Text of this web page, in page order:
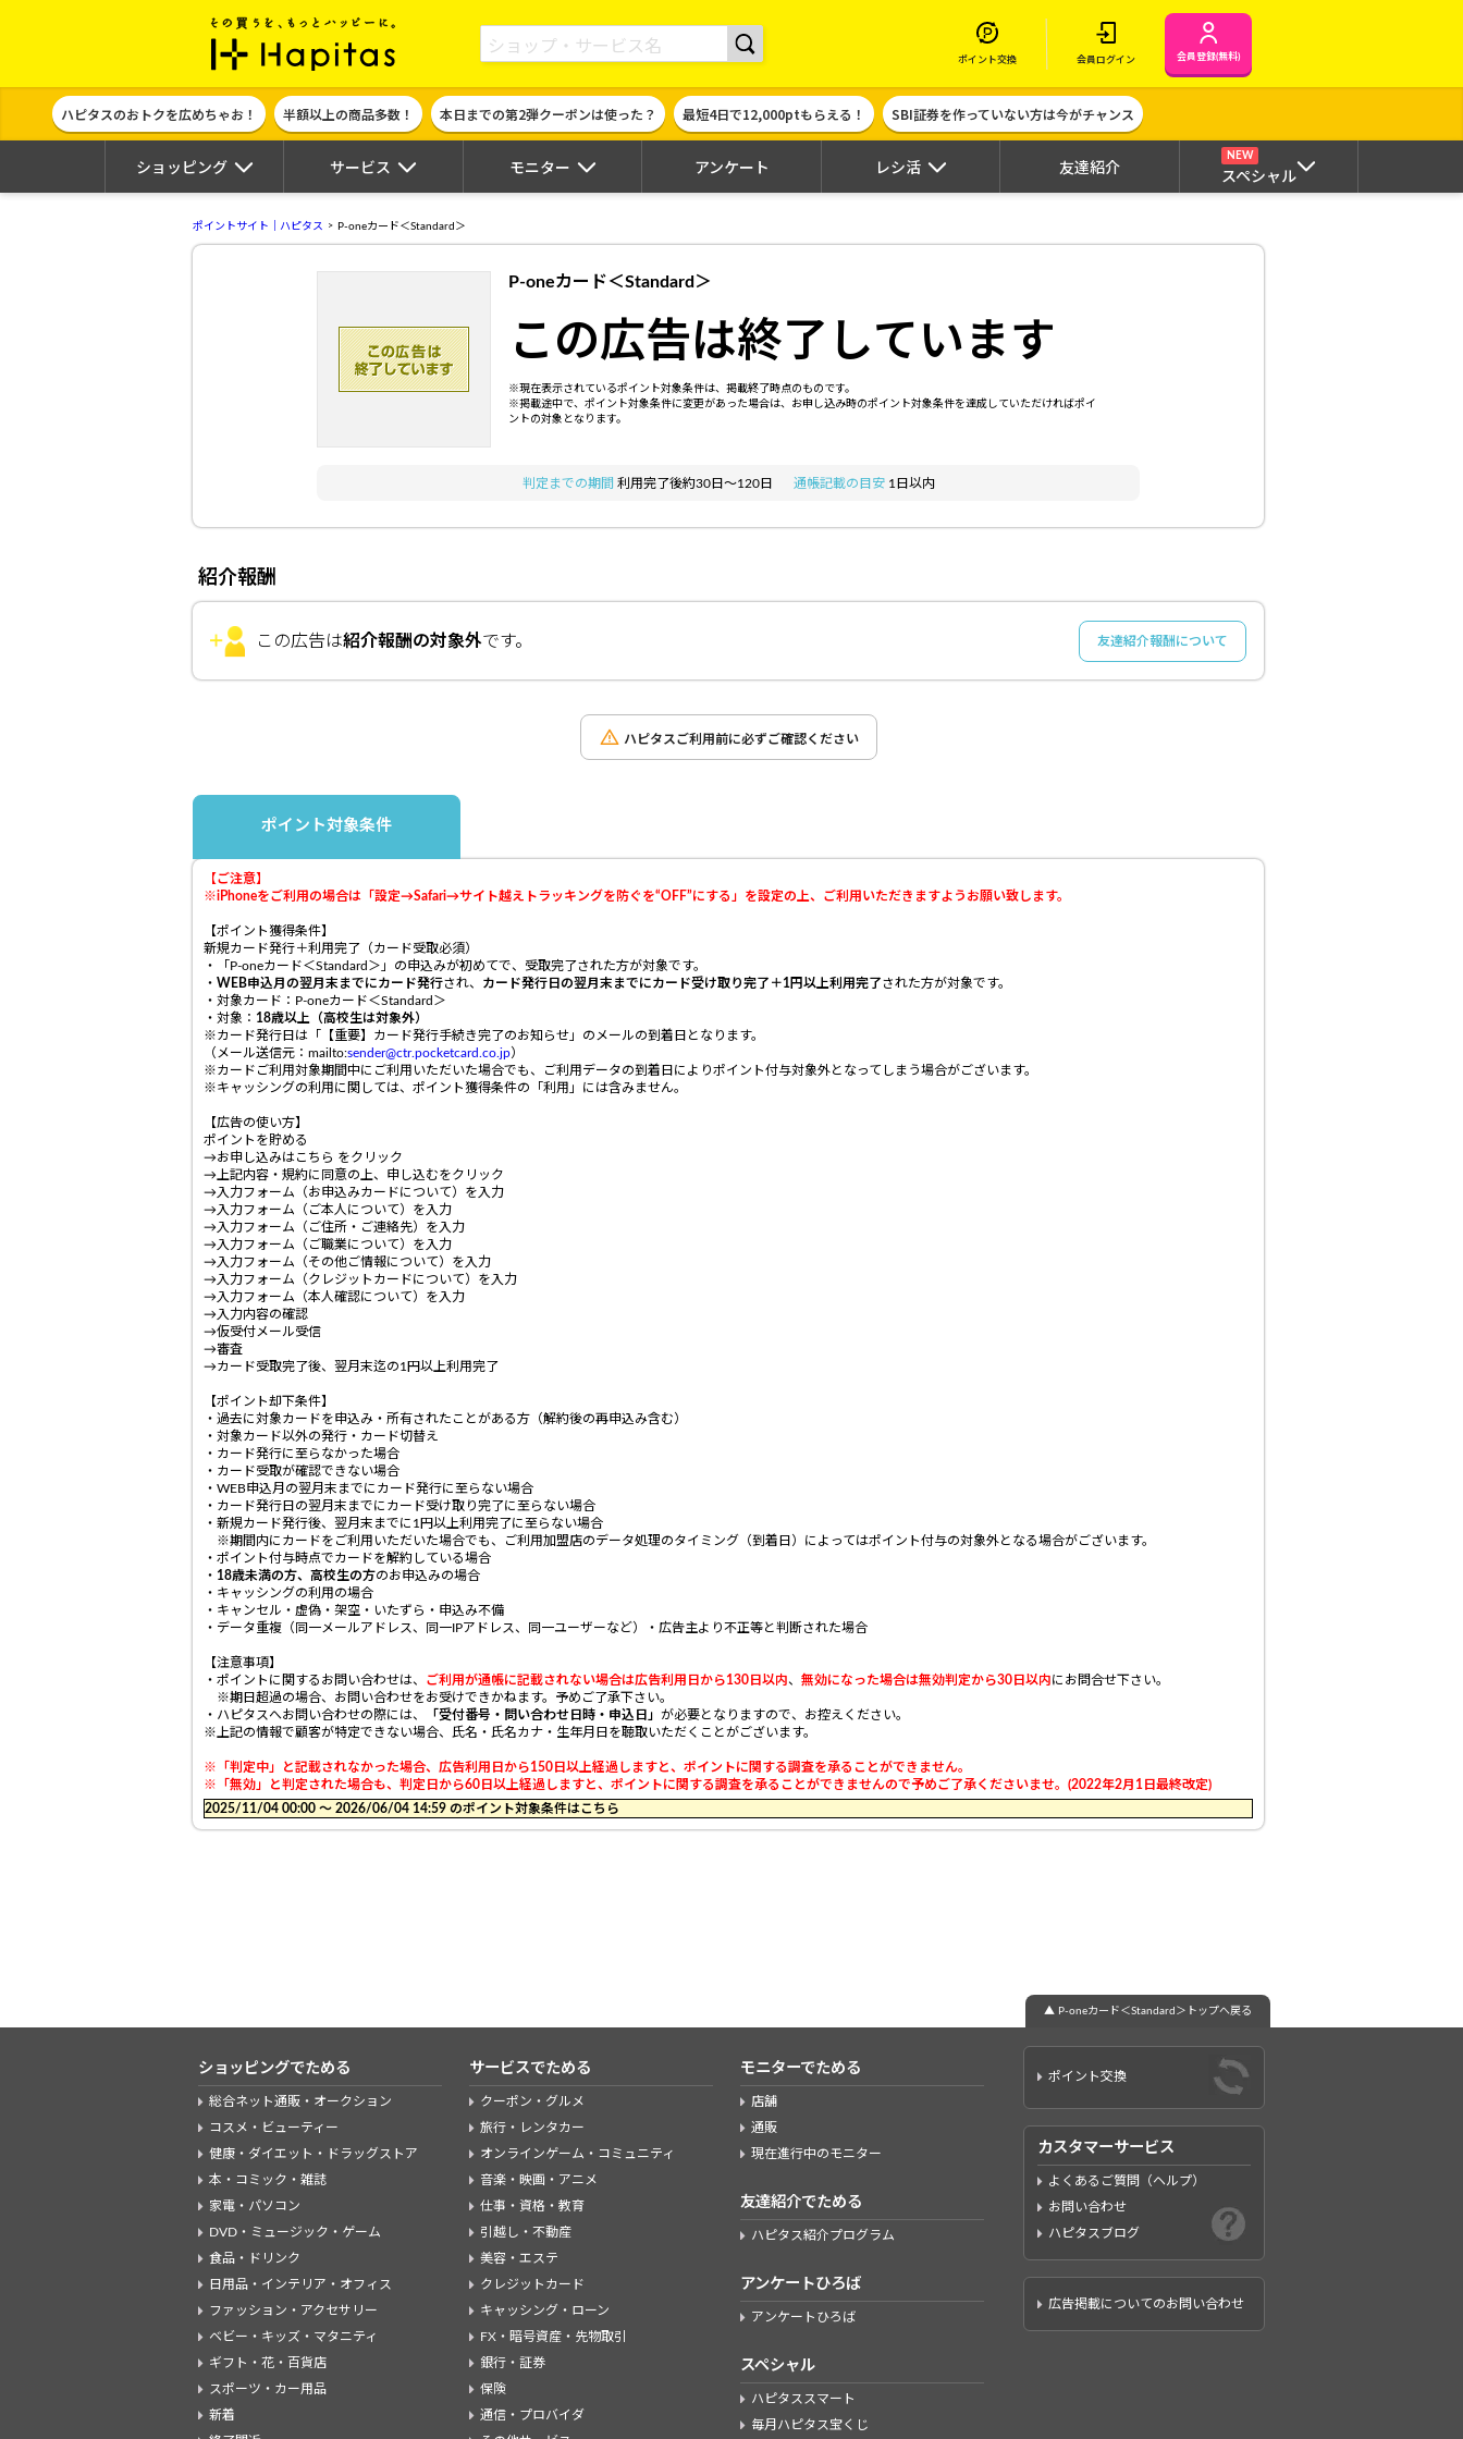
ポイント貯めて現金やギフト券に交換できるポイントサイト | ハピタス
ポイント交換 会員ログイン 会員登録(無料)
ハピタスのおトクを広めちゃお！ 半額以上の商品多数！ 本日までの第2弾クーポンは使った？ 最短4日で12,000ptもらえる！ SBI証券を作っていない方は今がチャンス
ショッピング サービス モニター アンケート レシ活 友達紹介
NEW
スペシャル
ポイントサイト｜ハピタス P-oneカード＜Standard＞
P-oneカード＜Standard＞
この広告は終了しています
※現在表示されているポイント対象条件は、掲載終了時点のものです。
※掲載途中で、ポイント対象条件に変更があった場合は、お申し込み時のポイント対象条件を達成していただければポイ
ントの対象となります。
判定までの期間 利用完了後約30日～120日 通帳記載の目安 1日以内
紹介報酬
この広告は紹介報酬の対象外です。 友達紹介報酬について
ハピタスご利用前に必ずご確認ください
ポイント対象条件
【ご注意】
※iPhoneをご利用の場合は「設定→Safari→サイト越えトラッキングを防ぐを“OFF”にする」を設定の上、ご利用いただきますようお願い致します。
【ポイント獲得条件】
新規カード発行＋利用完了（カード受取必須）
・「P-oneカード＜Standard＞」の申込みが初めてで、受取完了された方が対象です。
・ WEB申込月の翌月末までにカード発行され、 カード発行日の翌月末までにカード受け取り完了＋1円以上利用完了された方が対象です。
・対象カード：P-oneカード＜Standard＞
・対象： 18歳以上（高校生は対象外）
※カード発行日は「【重要】カード発行手続き完了のお知らせ」のメールの到着日となります。
（メール送信元：mailto:sender@ctr.pocketcard.co.jp）
※カードご利用対象期間中にご利用いただいた場合でも、ご利用データの到着日によりポイント付与対象外となってしまう場合がございます。
※キャッシングの利用に関しては、ポイント獲得条件の「利用」には含みません。
【広告の使い方】
ポイントを貯める
→お申し込みはこちら をクリック
→上記内容・規約に同意の上、申し込むをクリック
→入力フォーム（お申込みカードについて）を入力
→入力フォーム（ご本人について）を入力
→入力フォーム（ご住所・ご連絡先）を入力
→入力フォーム（ご職業について）を入力
→入力フォーム（その他ご情報について）を入力
→入力フォーム（クレジットカードについて）を入力
→入力フォーム（本人確認について）を入力
→入力内容の確認
→仮受付メール受信
→審査
→カード受取完了後、翌月末迄の1円以上利用完了
【ポイント却下条件】
・過去に対象カードを申込み・所有されたことがある方（解約後の再申込み含む）
・対象カード以外の発行・カード切替え
・カード発行に至らなかった場合
・カード受取が確認できない場合
・WEB申込月の翌月末までにカード発行に至らない場合
・カード発行日の翌月末までにカード受け取り完了に至らない場合
・新規カード発行後、翌月末までに1円以上利用完了に至らない場合
※期間内にカードをご利用いただいた場合でも、ご利用加盟店のデータ処理のタイミング（到着日）によってはポイント付与の対象外となる場合がございます。
・ポイント付与時点でカードを解約している場合
・ 18歳未満の方、高校生の方のお申込みの場合
・キャッシングの利用の場合
・キャンセル・虚偽・架空・いたずら・申込み不備
・データ重複（同一メールアドレス、同一IPアドレス、同一ユーザーなど）・広告主より不正等と判断された場合
【注意事項】
・ポイントに関するお問い合わせは、 ご利用が通帳に記載されない場合は広告利用日から130日以内、 無効になった場合は無効判定から30日以内にお問合せ下さい。
※期日超過の場合、お問い合わせをお受けできかねます。予めご了承下さい。
・ハピタスへお問い合わせの際には、
「受付番号・問い合わせ日時・申込日」 が必要となりますので、お控えください。
※上記の情報で顧客が特定できない場合、氏名・氏名カナ・生年月日を聴取いただくことがございます。
※「判定中」と記載されなかった場合、広告利用日から150日以上経過しますと、ポイントに関する調査を承ることができません。
※「無効」と判定された場合も、判定日から60日以上経過しますと、ポイントに関する調査を承ることができませんので予めご了承くださいませ。(2022年2月1日最終改定)
2025/11/04 00:00 〜 2026/06/04 14:59 のポイント対象条件はこちら
▲ P-oneカード＜Standard＞トップへ戻る
ショッピングでためる
総合ネット通販・オークション
コスメ・ビューティー
健康・ダイエット・ドラッグストア
本・コミック・雑誌
家電・パソコン
DVD・ミュージック・ゲーム
食品・ドリンク
日用品・インテリア・オフィス
ファッション・アクセサリー
ベビー・キッズ・マタニティ
ギフト・花・百貨店
スポーツ・カー用品
新着
サービスでためる
クーポン・グルメ
旅行・レンタカー
オンラインゲーム・コミュニティ
音楽・映画・アニメ
仕事・資格・教育
引越し・不動産
美容・エステ
クレジットカード
キャッシング・ローン
FX・暗号資産・先物取引
銀行・証券
保険
通信・プロバイダ
モニターでためる
店舗
通販
現在進行中のモニター
友達紹介でためる
ハピタス紹介プログラム
アンケートひろば
アンケートひろば
スペシャル
ハピタススマート
毎月ハピタス宝くじ
ポイント交換
カスタマーサービス
よくあるご質問（ヘルプ）
お問い合わせ
ハピタスブログ
広告掲載についてのお問い合わせ